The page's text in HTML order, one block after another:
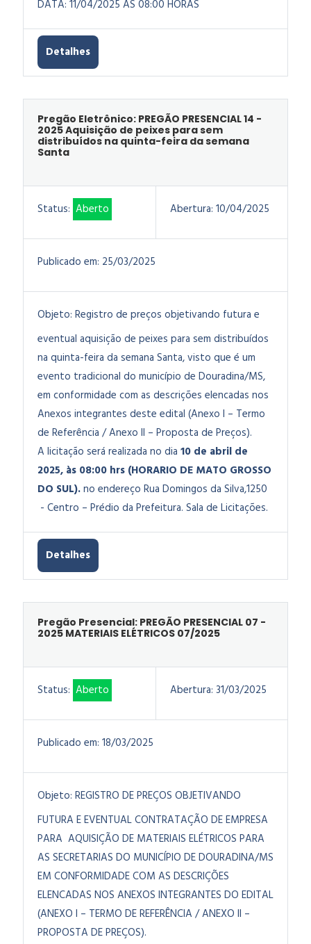
DATA: 11/04/2025 AS 08:00 HORAS
Detalhes
Pregão Eletrônico: PREGÃO PRESENCIAL 14 -
2025 Aquisição de peixes para sem
distribuídos na quinta-feira da semana
Santa
Status: Aberto Abertura: 10/04/2025
Publicado em: 25/03/2025
Objeto: Registro de preços objetivando futura e
eventual aquisição de peixes para sem distribuídos
na quinta-feira da semana Santa, visto que é um
evento tradicional do município de Douradina/MS,
em conformidade com as descrições elencadas nos
Anexos integrantes deste edital (Anexo I – Termo
de Referência / Anexo II – Proposta de Preços).
A licitação será realizada no dia 10 de abril de
2025, às 08:00 hrs (HORARIO DE MATO GROSSO
DO SUL).no endereço Rua Domingos da Silva,1250
- Centro – Prédio da Prefeitura. Sala de Licitações.
Detalhes
Pregão Presencial: PREGÃO PRESENCIAL 07 -
2025 MATERIAIS ELÉTRICOS 07/2025
Status: Aberto Abertura: 31/03/2025
Publicado em: 18/03/2025
Objeto: REGISTRO DE PREÇOS OBJETIVANDO
FUTURA E EVENTUAL CONTRATAÇÃO DE EMPRESA
PARA AQUISIÇÃO DE MATERIAIS ELÉTRICOS PARA
AS SECRETARIAS DO MUNICÍPIO DE DOURADINA/MS
EM CONFORMIDADE COM AS DESCRIÇÕES
ELENCADAS NOS ANEXOS INTEGRANTES DO EDITAL
(ANEXO I – TERMO DE REFERÊNCIA / ANEXO II –
PROPOSTA DE PREÇOS).